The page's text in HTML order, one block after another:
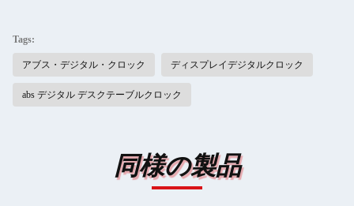
Tags:
アブス・デジタル・クロック ディスプレイデジタルクロック
abs デジタル デスクテーブルクロック
同様の製品